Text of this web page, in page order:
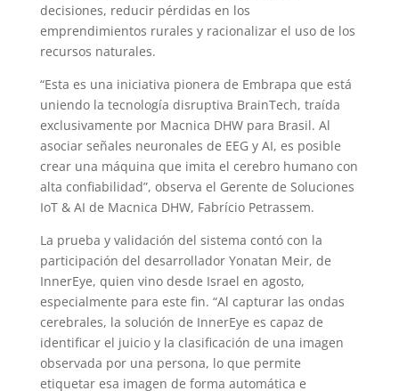
decisiones, reducir pérdidas en los
emprendimientos rurales y racionalizar el uso de los
recursos naturales.
“Esta es una iniciativa pionera de Embrapa que está
uniendo la tecnología disruptiva BrainTech, traída
exclusivamente por Macnica DHW para Brasil. Al
asociar señales neuronales de EEG y AI, es posible
crear una máquina que imita el cerebro humano con
alta confiabilidad”, observa el Gerente de Soluciones
IoT & AI de Macnica DHW, Fabrício Petrassem.
La prueba y validación del sistema contó con la
participación del desarrollador Yonatan Meir, de
InnerEye, quien vino desde Israel en agosto,
especialmente para este fin. “Al capturar las ondas
cerebrales, la solución de InnerEye es capaz de
identificar el juicio y la clasificación de una imagen
observada por una persona, lo que permite
etiquetar esa imagen de forma automática e